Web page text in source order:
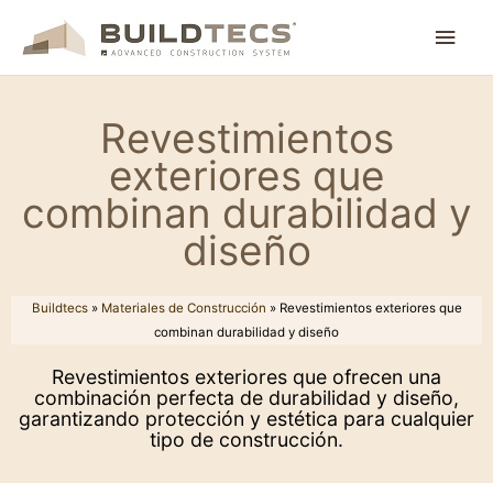
contenido
Revestimientos
exteriores que
combinan durabilidad y
diseño
Buildtecs» Materiales de Construcción » Revestimientos exteriores que
combinan durabilidad y diseño
Revestimientos exteriores que ofrecen una
combinación perfecta de durabilidad y diseño,
garantizando protección y estética para cualquier
tipo de construcción.